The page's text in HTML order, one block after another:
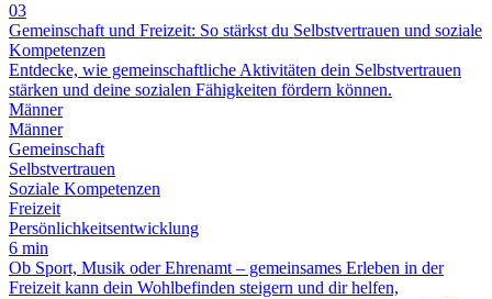
03
Gemeinschaft und Freizeit: So stärkst du Selbstvertrauen und soziale
Kompetenzen
Entdecke, wie gemeinschaftliche Aktivitäten dein Selbstvertrauen
stärken und deine sozialen Fähigkeiten fördern können.
Männer
Männer
Gemeinschaft
Selbstvertrauen
Soziale Kompetenzen
Freizeit
Persönlichkeitsentwicklung
6 min
Ob Sport, Musik oder Ehrenamt – gemeinsames Erleben in der
Freizeit kann dein Wohlbefinden steigern und dir helfen,